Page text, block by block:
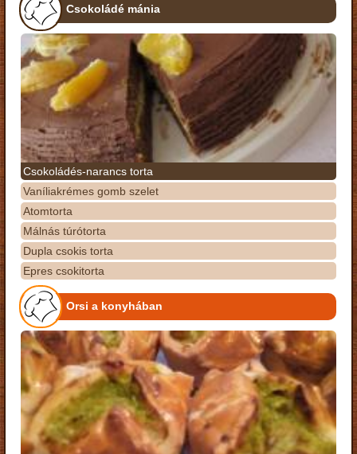
Csokoládé mánia
Csokoládés-narancs torta
Vaníliakrémes gomb szelet
Atomtorta
Málnás túrótorta
Dupla csokis torta
Epres csokitorta
Orsi a konyhában